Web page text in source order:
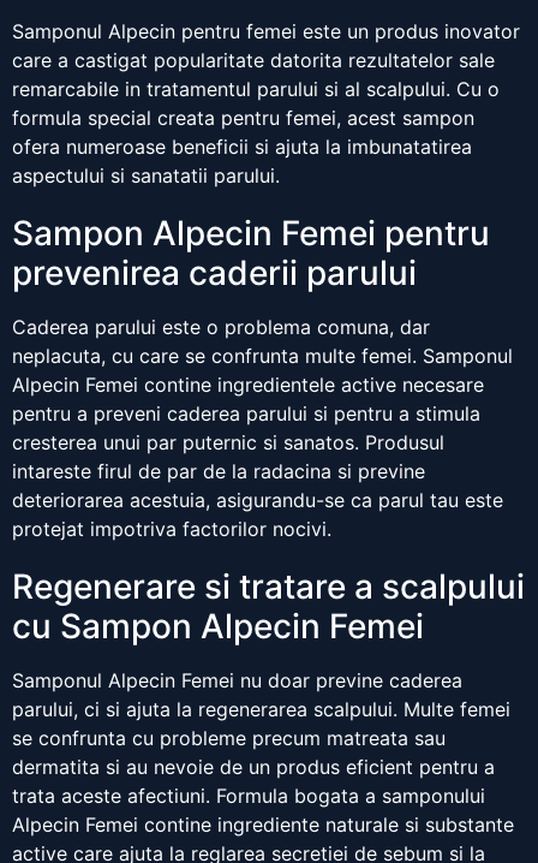
Samponul Alpecin pentru femei este un produs inovator
care a castigat popularitate datorita rezultatelor sale
remarcabile in tratamentul parului si al scalpului. Cu o
formula special creata pentru femei, acest sampon
ofera numeroase beneficii si ajuta la imbunatatirea
aspectului si sanatatii parului.
Sampon Alpecin Femei pentru
prevenirea caderii parului
Caderea parului este o problema comuna, dar
neplacuta, cu care se confrunta multe femei. Samponul
Alpecin Femei contine ingredientele active necesare
pentru a preveni caderea parului si pentru a stimula
cresterea unui par puternic si sanatos. Produsul
intareste firul de par de la radacina si previne
deteriorarea acestuia, asigurandu-se ca parul tau este
protejat impotriva factorilor nocivi.
Regenerare si tratare a scalpului
cu Sampon Alpecin Femei
Samponul Alpecin Femei nu doar previne caderea
parului, ci si ajuta la regenerarea scalpului. Multe femei
se confrunta cu probleme precum matreata sau
dermatita si au nevoie de un produs eficient pentru a
trata aceste afectiuni. Formula bogata a samponului
Alpecin Femei contine ingrediente naturale si substante
active care ajuta la reglarea secretiei de sebum si la